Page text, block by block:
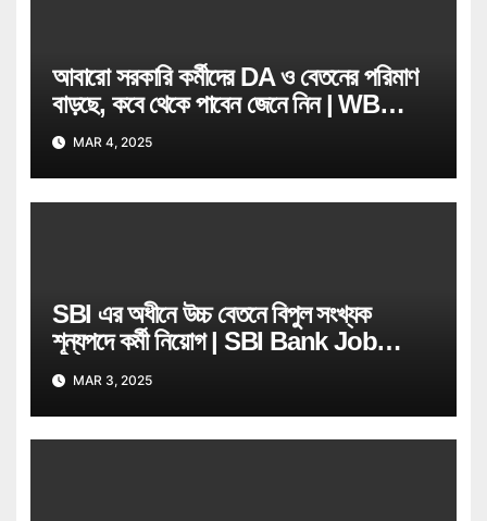
আবারো সরকারি কর্মীদের DA ও বেতনের পরিমাণ
বাড়ছে, কবে থেকে পাবেন জেনে নিন | WB
Govt Job Employee
MAR 4, 2025
SBI এর অধীনে উচ্চ বেতনে বিপুল সংখ্যক
শূন্যপদে কর্মী নিয়োগ | SBI Bank Job
Recruitment
MAR 3, 2025